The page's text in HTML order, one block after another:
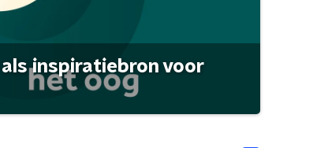
inspiratiebron voor